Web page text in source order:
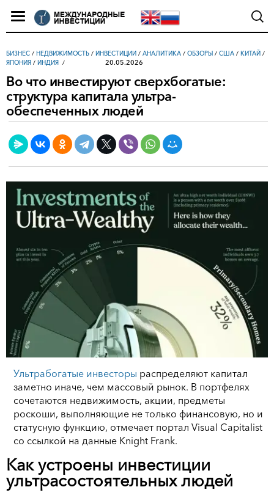
БИЗНЕС / НЕДВИЖИМОСТЬ / ИНВЕСТИЦИИ / АНАЛИТИКА / ОБЗОРЫ / США / КИТАЙ /
ЯПОНИЯ / ИНДИЯ 20.05.2026
Во что инвестируют сверхбогатые:
структура капитала ультра-
обеспеченных людей
Ультрабогатые инвесторы распределяют капитал
заметно иначе, чем массовый рынок. В портфелях
сочетаются недвижимость, акции, предметы
роскоши, выполняющие не только финансовую, но и
статусную функцию, отмечает портал Visual Capitalist
со ссылкой на данные Knight Frank.
Как устроены инвестиции
ультрасостоятельных людей